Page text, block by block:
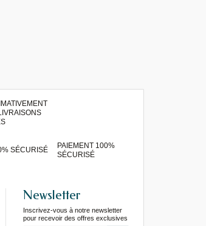
PAIEMENT 100%
SÉCURISÉ
Newsletter
Inscrivez-vous à notre newsletter
pour recevoir des offres exclusives